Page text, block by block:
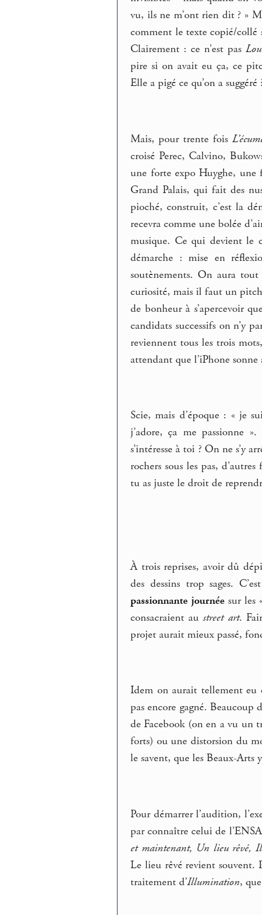
vu, ils ne m’ont rien dit ? »
comment le texte copié/collé
Clairement : ce n’est pas
pire si on avait eu ça, ce
Elle a pigé ce qu’on a suggéré
Mais, pour trente fois
croisé Perec, Calvino,
une forte expo Huyghe, une
Grand Palais, qui fait des
pioché, construit, c’est la
recevra comme une bolée
musique. Ce qui devient le
démarche : mise en
soutènements. On aura
curiosité, mais il faut un
de bonheur à s’apercevoir
candidats successifs on n’y
reviennent tous les trois
attendant que l’iPhone
Scie, mais d’époque : « je
j’adore, ça me passionne
s’intéresse à toi ? On ne s’y
rochers sous les pas,
tu as juste le droit de
À trois reprises, avoir dû
des dessins trop sages.
passionnante journée sur les
consacraient austreet art.
projet aurait mieux passé,
Idem on aurait tellement eu
pas encore gagné.
de Facebook (on en a vu un
forts) ou une distorsion du
le savent, que les Beaux-Arts
Pour démarrer l’audition,
par connaître celui de
et maintenant, Un lieu rêvé,
Le lieu rêvé revient souvent.
traitement d’Illumination,